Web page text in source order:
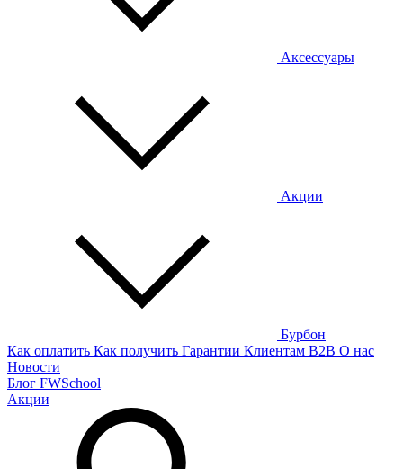
Аксессуары
Акции
Бурбон
Как оплатить Как получить Гарантии Клиентам B2B О нас
Новости
Блог FWSchool
Акции